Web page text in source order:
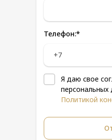
Телефон:*
Я даю свое
персональных
Политикой